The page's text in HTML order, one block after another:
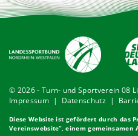
© 2026 - Turn- und Sportverein 08
Impressum| Datenschutz |
Diese Website ist gefördert durch das
Vereinswebsite”, einem gemeinsamen